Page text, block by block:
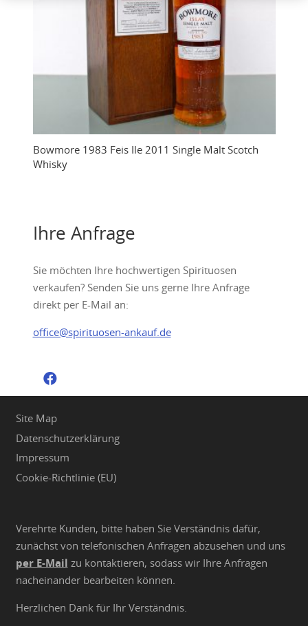
Bowmore 1983 Feis Ile 2011 Single Malt Scotch
Whisky
Ihre Anfrage
Sie möchten Ihre hochwertigen Spirituosen
verkaufen? Senden Sie uns gerne Ihre Anfrage
direkt per E-Mail an:
office@spirituosen-ankauf.de
Site Map
Datenschutzerklärung
Impressum
Cookie-Richtlinie (EU)
Verehrte Kunden, bitte haben Sie Verständnis dafür,
zunächst von telefonischen Anfragen abzusehen und uns
per E-Mail zu kontaktieren, sodass wir Ihre Anfragen
nacheinander bearbeiten können.
Herzlichen Dank für Ihr Verständnis.